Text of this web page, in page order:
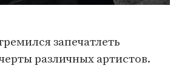
запечатлеть
различных артистов.